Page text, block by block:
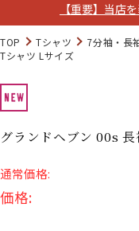
【重要】当店
ログイン
発送について
TOP Tシャツ 7分袖・長
Tシャツ Lサイズ
グランドヘブン 00s
通常価格:
価格: